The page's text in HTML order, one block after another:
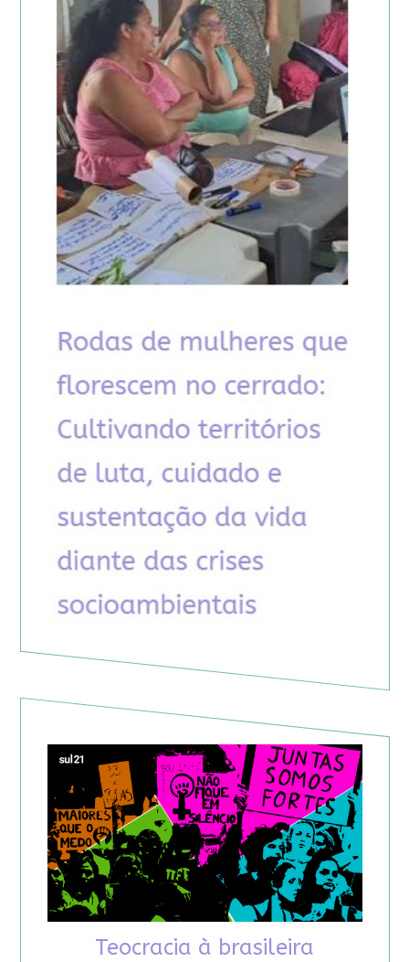
Teocracia à brasileira